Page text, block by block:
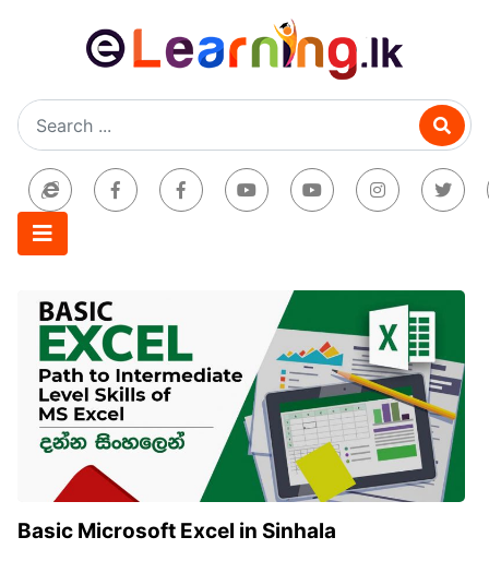
Basic Microsoft Excel in Sinhala